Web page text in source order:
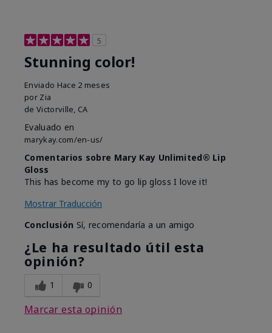
5
Stunning color!
Enviado Hace 2 meses
por Zia
de Victorville, CA
Evaluado en
marykay.com/en-us/
Comentarios sobre Mary Kay Unlimited® Lip
Gloss
This has become my to go lip gloss I love it!
Mostrar Traducción
Conclusión Sí, recomendaría a un amigo
¿Le ha resultado útil esta
opinión?
1 0
Marcar esta opinión